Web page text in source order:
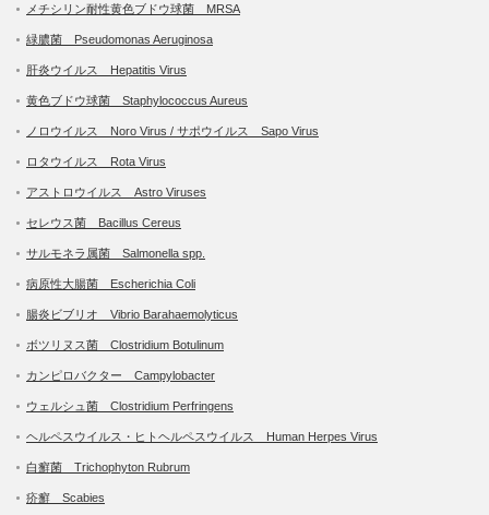
メチシリン耐性黄色ブドウ球菌 MRSA
緑膿菌 Pseudomonas Aeruginosa
肝炎ウイルス Hepatitis Virus
黄色ブドウ球菌 Staphylococcus Aureus
ノロウイルス Noro Virus / サポウイルス Sapo Virus
ロタウイルス Rota Virus
アストロウイルス Astro Viruses
セレウス菌 Bacillus Cereus
サルモネラ属菌 Salmonella spp.
病原性大腸菌 Escherichia Coli
腸炎ビブリオ Vibrio Barahaemolyticus
ボツリヌス菌 Clostridium Botulinum
カンピロバクター Campylobacter
ウェルシュ菌 Clostridium Perfringens
ヘルペスウイルス・ヒトヘルペスウイルス Human Herpes Virus
白癬菌 Trichophyton Rubrum
疥癬 Scabies